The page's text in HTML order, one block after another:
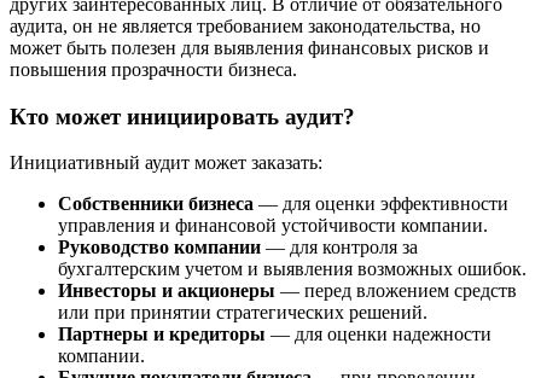
аудита, он не является требованием законодательства, но
может быть полезен для выявления финансовых рисков и
повышения прозрачности бизнеса.
Кто может инициировать аудит?
Инициативный аудит может заказать:
Собственники бизнеса — для оценки эффективности
управления и финансовой устойчивости компании.
Руководство компании — для контроля за
бухгалтерским учетом и выявления возможных ошибок.
Инвесторы и акционеры — перед вложением средств
или при принятии стратегических решений.
Партнеры и кредиторы — для оценки надежности
компании.